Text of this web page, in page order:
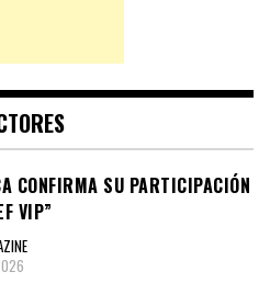
CONFIRMA SU PARTICIPACIÓN
VIP”